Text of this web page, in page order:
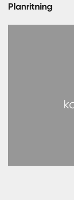
Planritning